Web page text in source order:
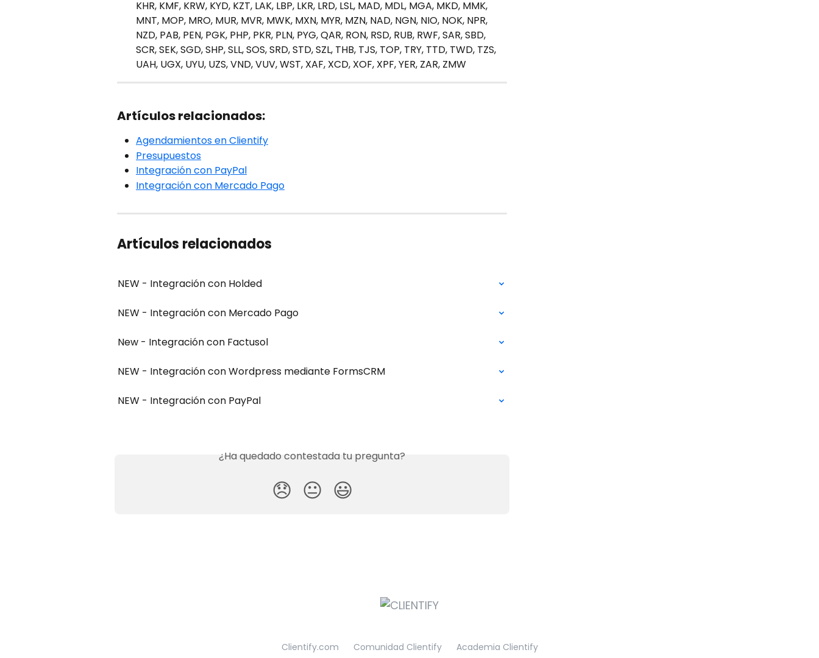
KHR, KMF, KRW, KYD, KZT, LAK, LBP, LKR, LRD, LSL, MAD, MDL, MGA, MKD, MMK,
MNT, MOP, MRO, MUR, MVR, MWK, MXN, MYR, MZN, NAD, NGN, NIO, NOK, NPR,
NZD, PAB, PEN, PGK, PHP, PKR, PLN, PYG, QAR, RON, RSD, RUB, RWF, SAR, SBD,
SCR, SEK, SGD, SHP, SLL, SOS, SRD, STD, SZL, THB, TJS, TOP, TRY, TTD, TWD, TZS,
UAH, UGX, UYU, UZS, VND, VUV, WST, XAF, XCD, XOF, XPF, YER, ZAR, ZMW
Artículos relacionados:
Agendamientos en Clientify
Presupuestos
Integración con PayPal
Integración con Mercado Pago
Artículos relacionados
NEW - Integración con Holded
NEW - Integración con Mercado Pago
New - Integración con Factusol
NEW - Integración con Wordpress mediante FormsCRM
NEW - Integración con PayPal
¿Ha quedado contestada tu pregunta?
😞 😐 😃
Clientify.com Comunidad Clientify Academia Clientify